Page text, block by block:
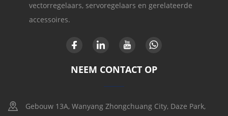
vectorregelaars, servoregelaars en gerelateerde
accessoires.
NEEM CONTACT OP
Gebouw 13A, Wanyang Zhongchuang City, Daze Park,